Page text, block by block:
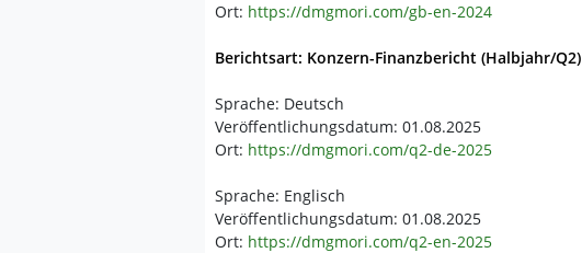
Ort: https://dmgmori.com/gb-en-2024
Berichtsart: Konzern-Finanzbericht (Halbjahr/Q2)
Sprache: Deutsch
Veröffentlichungsdatum: 01.08.2025
Ort: https://dmgmori.com/q2-de-2025
Sprache: Englisch
Veröffentlichungsdatum: 01.08.2025
Ort: https://dmgmori.com/q2-en-2025